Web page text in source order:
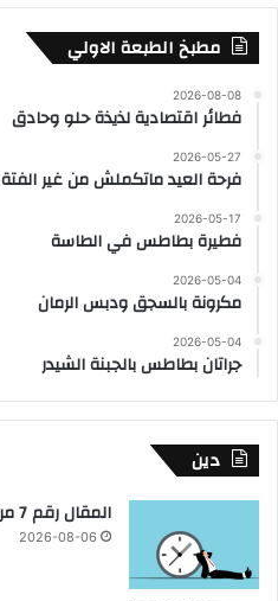
مطبخ الطبعة الاولي
2026-08-08
فطائر اقتصادية لذيذة حلو وحادق
2026-05-27
فرحة العيد ماتكملش من غير الفتة
2026-05-17
فطيرة بطاطس في الطاسة
2026-05-04
مكرونة بالسجق ودبس الرمان
2026-05-04
جراتان بطاطس بالجبنة الشيدر
دين
المقال رقم 7 من سلسلة ” عيادة القلوب “
2026-08-06